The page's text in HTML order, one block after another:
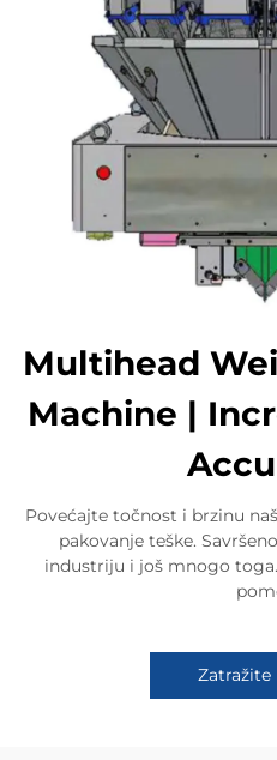
Multihead
Machine |
Povećajte točnost i brzinu
pakovanje teške.
industriju i još mnogo
Zatražite